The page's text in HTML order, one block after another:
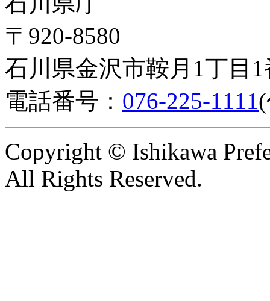
〒920-8580
石川県金沢市鞍月1丁目
電話番号： 076-225-1111
Copyright © Ishikawa
All Rights Reserved.